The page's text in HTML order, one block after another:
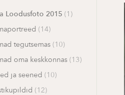
Loodusfoto 2015 (1)
(14)
tegutsemas (10)
oma keskkonnas (13)
ja seened (10)
(12)